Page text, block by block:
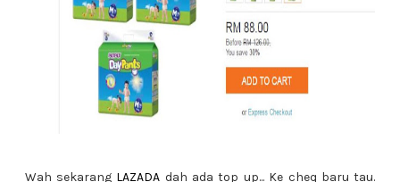
Wah sekarang LAZADA dah ada top up... Ke cheq baru tau.